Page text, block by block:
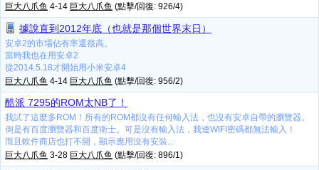
巨大八爪鱼 4-14 巨大八爪鱼 (點擊/回復: 926/4)
據說直到2012年底（也就是那個世界末日）
安卓2的市場佔有率還很高。
當時我也在用安卓2
從2014.5.18才開始用小米安卓4
巨大八爪鱼 4-14 巨大八爪鱼 (點擊/回復: 956/2)
酷派 7295的ROM太NB了！
我試了這麼多ROM！所有的ROM都沒有任何輸入法，也沒有安卓自帶的瀏覽器。
倒是有百度瀏覽器和百度衛士。可是沒有輸入法，我連WIFI密碼都無法輸入！
而且軟件商店也打不開，顯示應用沒有安裝...
巨大八爪鱼 3-28 巨大八爪鱼 (點擊/回復: 896/1)